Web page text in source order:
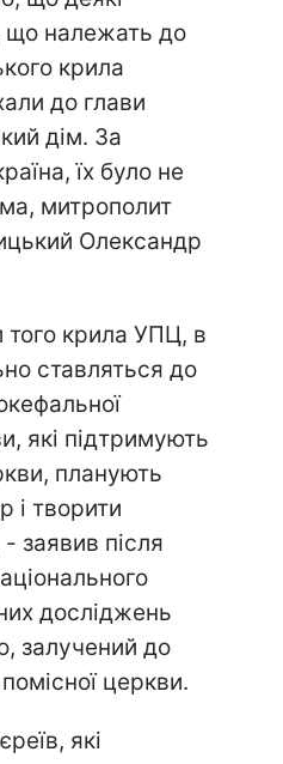
належать до
крила
до глави
дім. За
їх було не
митрополит
Олександр
того крила УПЦ, в
ставляться до
які підтримують
планують
і творити
заявив після
досліджень
залучений до
церкви.
які